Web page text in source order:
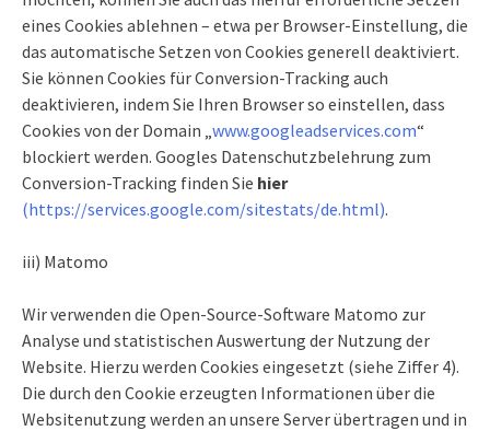
eines Cookies ablehnen – etwa per Browser-Einstellung, die
das automatische Setzen von Cookies generell deaktiviert.
Sie können Cookies für Conversion-Tracking auch
deaktivieren, indem Sie Ihren Browser so einstellen, dass
Cookies von der Domain „www.googleadservices.com“
blockiert werden. Googles Datenschutzbelehrung zum
Conversion-Tracking finden Sie hier
(https://services.google.com/sitestats/de.html).
iii) Matomo
Wir verwenden die Open-Source-Software Matomo zur
Analyse und statistischen Auswertung der Nutzung der
Website. Hierzu werden Cookies eingesetzt (siehe Ziffer 4).
Die durch den Cookie erzeugten Informationen über die
Websitenutzung werden an unsere Server übertragen und in